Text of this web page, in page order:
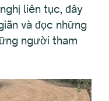
liên tục, đây
và đọc những
người tham